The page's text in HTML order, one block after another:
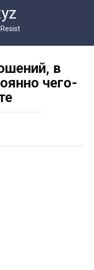
в
чего-